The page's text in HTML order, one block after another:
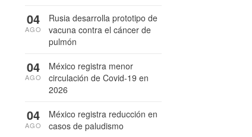
Rusia desarrolla prototipo de
vacuna contra el cáncer de
pulmón
04
AGO
México registra menor
circulación de Covid-19 en
2026
04
AGO
México registra reducción en
casos de paludismo
04
AGO